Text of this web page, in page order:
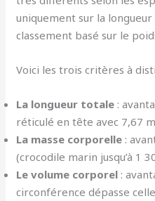
uniquement sur la
classement basé sur le
Voici les trois critères à
La longueur totale :
réticulé en tête avec 7,67
La masse corporelle :
(crocodile marin jusqu’à 1
Le volume corporel :
circonférence dépasse